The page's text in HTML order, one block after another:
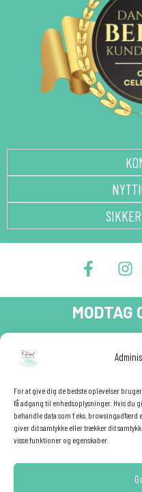
For at give dig de bedste oplevelser
få adgang til enhedsoplysninger. Hvis du
behandle data som f.eks. browsingadfærd
giver dit samtykke eller trækker dit
visse funktioner og egenskaber.
a
c
e
b
o
f
n
s
t
a
g
a
MODTAG
festinspiration
Fornavn
E-mail